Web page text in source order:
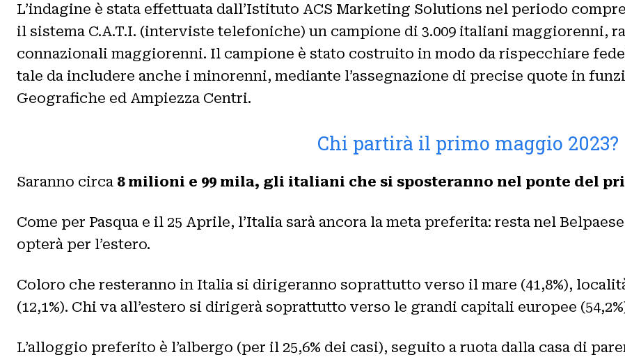
L’indagine è stata effettuata dall’Istituto ACS Marketing Solutions nel periodo
il sistema C.A.T.I. (interviste telefoniche) un campione di 3.009 italiani maggiorenni,
connazionali maggiorenni. Il campione è stato costruito in modo da rispecchiare
tale da includere anche i minorenni, mediante l’assegnazione di precise quote in
Geografiche ed Ampiezza Centri.
Chi partirà il primo maggio 2023?
Saranno circa 8 milioni e 99 mila, gli italiani che si sposteranno nel ponte del
Come per Pasqua e il 25 Aprile, l’Italia sarà ancora la meta preferita: resta nel
opterà per l’estero.
Coloro che resteranno in Italia si dirigeranno soprattutto verso il mare (41,8%),
(12,1%). Chi va all’estero si dirigerà soprattutto verso le grandi capitali europee
L’alloggio preferito è l’albergo (per il 25,6% dei casi), seguito a ruota dalla casa di